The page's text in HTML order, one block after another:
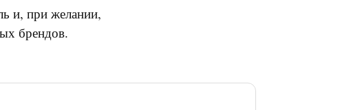
и, при желании,
брендов.